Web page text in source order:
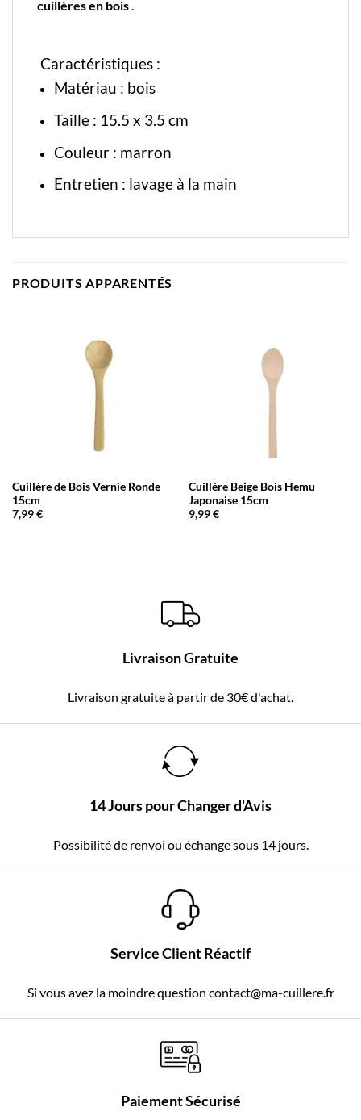
cuillères en bois
Caractéristiques :
Matériau : bois
Taille : 15.5 x 3.5 cm
Couleur : marron
Entretien : lavage à la main
PRODUITS APPARENTÉS
Cuillère de Bois Vernie Ronde
15cm
7,99€
Cuillère Beige Bois Hemu
Japonaise 15cm
9,99€
Livraison Gratuite
Livraison gratuite à partir de 30€ d'achat.
14 Jours pour Changer d'Avis
Possibilité de renvoi ou échange sous 14 jours.
Service Client Réactif
Si vous avez la moindre question contact@ma-cuillere.fr
Paiement Sécurisé